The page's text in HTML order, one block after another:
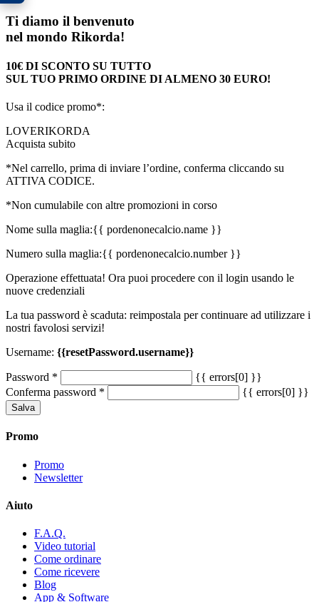
Ti diamo il benvenuto
nel mondo Rikorda!
10€ DI SCONTO SU TUTTO
SUL TUO PRIMO ORDINE DI ALMENO 30 EURO!
Usa il codice promo*:
LOVERIKORDA
Acquista subito
*Nel carrello, prima di inviare l’ordine, conferma cliccando su
ATTIVA CODICE.
*Non cumulabile con altre promozioni in corso
Nome sulla maglia:{{ pordenonecalcio.name }}
Numero sulla maglia:{{ pordenonecalcio.number }}
Operazione effettuata! Ora puoi procedere con il login usando le
nuove credenziali
La tua password è scaduta: reimpostala per continuare ad utilizzare i
nostri favolosi servizi!
Username: {{resetPassword.username}}
Password *
{{ errors[0] }}
Conferma password * {{ errors[0] }}
Salva
Promo
Promo
Newsletter
Aiuto
F.A.Q.
Video tutorial
Come ordinare
Come ricevere
Blog
App & Software